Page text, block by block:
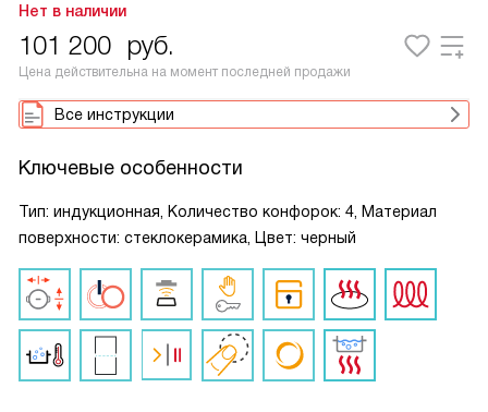
Нет в наличии
101 200 руб.
Цена действительна на момент последней продажи
Все инструкции
Ключевые особенности
Тип: индукционная, Количество конфорок: 4, Материал
поверхности: стеклокерамика, Цвет: черный